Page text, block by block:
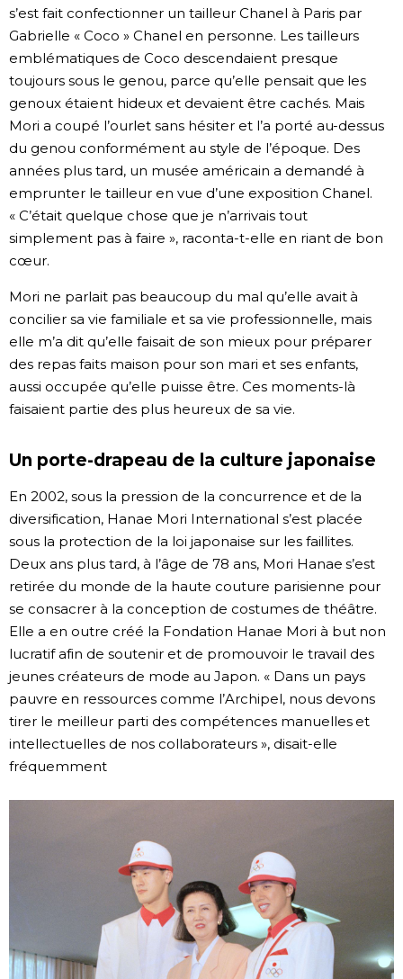
s’est fait confectionner un tailleur Chanel à Paris par
Gabrielle « Coco » Chanel en personne. Les tailleurs
emblématiques de Coco descendaient presque
toujours sous le genou, parce qu’elle pensait que les
genoux étaient hideux et devaient être cachés. Mais
Mori a coupé l’ourlet sans hésiter et l’a porté au-dessus
du genou conformément au style de l’époque. Des
années plus tard, un musée américain a demandé à
emprunter le tailleur en vue d’une exposition Chanel.
« C’était quelque chose que je n’arrivais tout
simplement pas à faire », raconta-t-elle en riant de bon
cœur.
Mori ne parlait pas beaucoup du mal qu’elle avait à
concilier sa vie familiale et sa vie professionnelle, mais
elle m’a dit qu’elle faisait de son mieux pour préparer
des repas faits maison pour son mari et ses enfants,
aussi occupée qu’elle puisse être. Ces moments-là
faisaient partie des plus heureux de sa vie.
Un porte-drapeau de la culture japonaise
En 2002, sous la pression de la concurrence et de la
diversification, Hanae Mori International s’est placée
sous la protection de la loi japonaise sur les faillites.
Deux ans plus tard, à l’âge de 78 ans, Mori Hanae s’est
retirée du monde de la haute couture parisienne pour
se consacrer à la conception de costumes de théâtre.
Elle a en outre créé la Fondation Hanae Mori à but non
lucratif afin de soutenir et de promouvoir le travail des
jeunes créateurs de mode au Japon. « Dans un pays
pauvre en ressources comme l’Archipel, nous devons
tirer le meilleur parti des compétences manuelles et
intellectuelles de nos collaborateurs », disait-elle
fréquemment